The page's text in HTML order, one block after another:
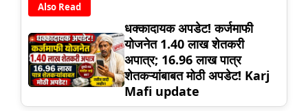
Also Read
धक्कादायक अपडेट! कर्जमाफी
योजनेत 1.40 लाख शेतकरी
अपात्र; 16.96 लाख पात्र
शेतकऱ्यांबाबत मोठी अपडेट! Karj
Mafi update